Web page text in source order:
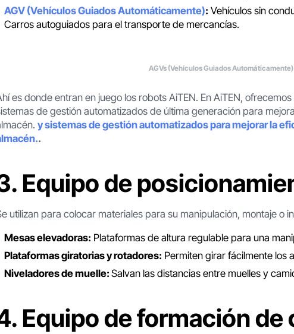
AGV (Vehículos Guiados Automáticamente): Vehículos sin
Carros autoguiados para el transporte de mercancías.
AGVs (Vehículos Guiados Automáticamente)
es donde entran en juego los robots AiTEN. En AiTEN,
de gestión automatizados de última generación para
y sistemas de gestión automatizados para mejorar la
.
Equipo de
utilizan para colocar materiales para su manipulación, montaje o
Mesas elevadoras: Plataformas de altura regulable para una
Plataformas giratorias y rotadores: Permiten girar fácilmente los
Niveladores de muelle: Salvan las distancias entre muelles y
Equipo de formación de